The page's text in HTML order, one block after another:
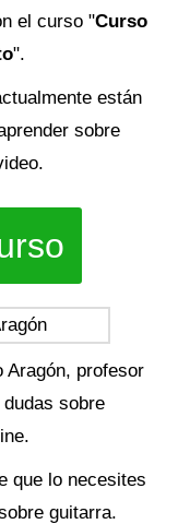
el curso "Curso
".
están
sobre
Aragón, profesor
sobre
que lo necesites
guitarra.